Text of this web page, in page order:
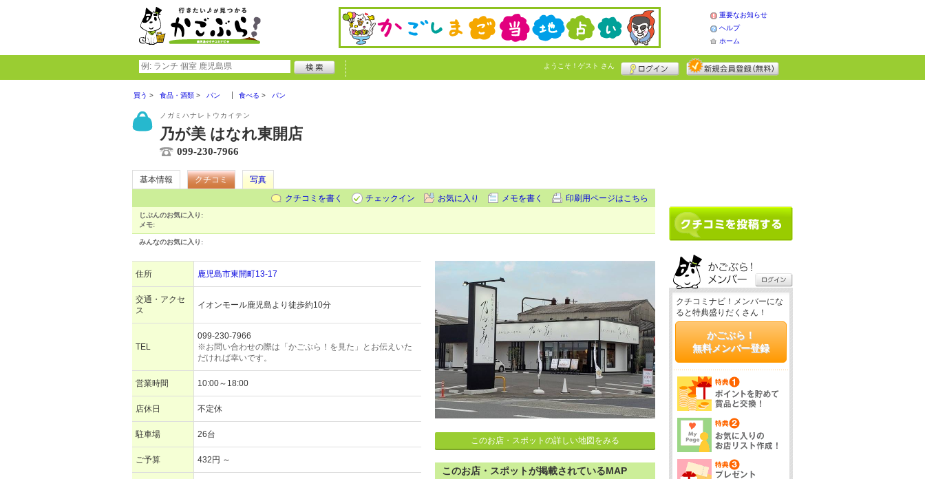
重要なお知らせ
ヘルプ
ホーム
ようこそ！ ゲスト さん
買う 食品・酒類 パン 食べる パン
ノガミハナレトウカイテン
乃が美 はなれ東開店
099-230-7966
基本情報 クチコミ
写真
クチコミを書く
チェックイン お気に入り メモを書く 印刷用ページはこちら
じぶんのお気に入り:
メモ:
みんなのお気に入り:
住所 鹿児島市東開町13-17
交通・アクセ
ス
イオンモール鹿児島より徒歩約10分
TEL
099-230-7966
※お問い合わせの際は「かごぶら！を見た」とお伝えいた
だければ幸いです。
営業時間 10:00～18:00
店休日 不定休
駐車場 26台
ご予算 432円 ～
このお店・スポットの詳しい地図をみる
このお店・スポットが掲載されているMAP
クチコミナビ！メンバーにな
ると特典盛りだくさん！
かごぶら！
無料メンバー登録